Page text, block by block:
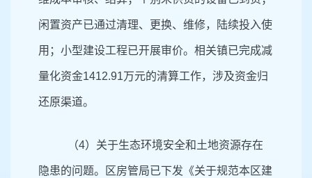
闲置资产已通过清理、更换、维修，陆续投入使
用；小型建设工程已开展审价。相关镇已完成减
量化资金1412.91万元的清算工作，涉及资金归
还原渠道。
（4）关于生态环境安全和土地资源存在
隐患的问题。区房管局已下发《关于规范本区建